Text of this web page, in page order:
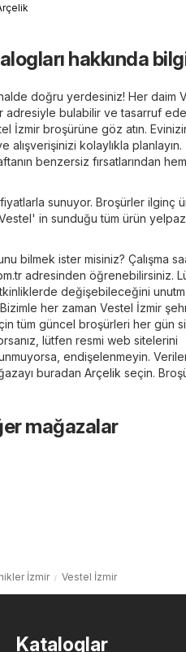
hakkında
doğru yerdesiniz! Her daim
adresiyle bulabilir ve tasarruf
İzmir broşürüne göz atın.
kolaylıkla
benzersiz fırsatlarından
sunuyor. Broşürler ilginç
in sunduğu tüm ürün
bilmek ister misiniz? Çalışma
adresinden öğrenebilirsiniz.
değişebileceğini
her zaman Vestel İzmir
tüm güncel broşürleri her gün
lütfen resmi web sitelerini
endişelenmeyin.
buradan Arçelik seçin.
mağazalar
İzmir Vestel İzmir
Kataloglar